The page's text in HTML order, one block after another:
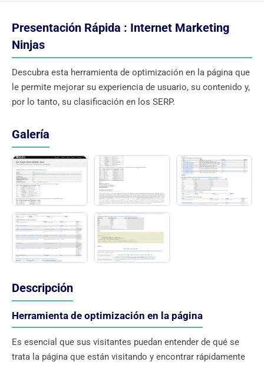
Presentación Rápida : Internet Marketing
Ninjas
Descubra esta herramienta de optimización en la página que
le permite mejorar su experiencia de usuario, su contenido y,
por lo tanto, su clasificación en los SERP.
Galería
Descripción
Herramienta de optimización en la página
Es esencial que sus visitantes puedan entender de qué se
trata la página que están visitando y encontrar rápidamente